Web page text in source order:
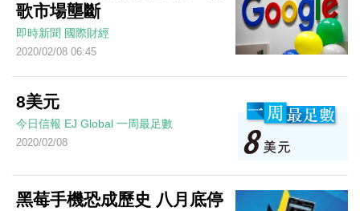
歌市場壟斷
即時新聞 國際財經
2020/02/08 06:45
8美元
今日信報 EJ Global 一周最足數
2020/02/08
黑莓手機恐成歷史 八月底停